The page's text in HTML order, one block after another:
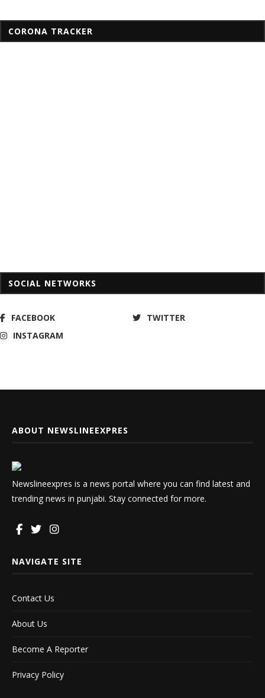
CORONA TRACKER
SOCIAL NETWORKS
FACEBOOK
TWITTER
INSTAGRAM
ABOUT NEWSLINEEXPRES
Newslineexpres is a news portal where you can find latest and
trending news in punjabi. Stay connected for more.
NAVIGATE SITE
Contact Us
About Us
Become A Reporter
Privacy Policy